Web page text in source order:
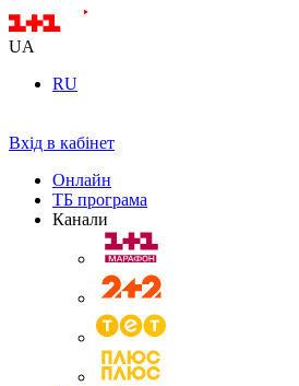
UA
RU
Вхід в кабінет
Онлайн
ТБ програма
Канали